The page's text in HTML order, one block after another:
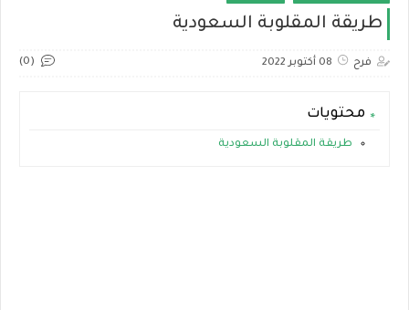
طريقة المقلوبة السعودية
فرح 08 أكتوبر 2022 (0)
محتويات
طريقة المقلوبة السعودية